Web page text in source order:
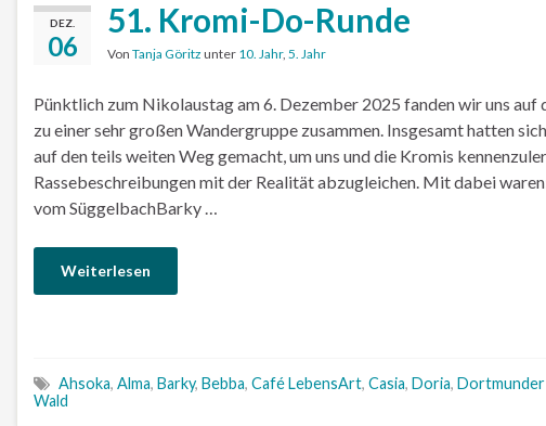
DEZ.
06
51. Kromi-Do-Runde
Von Tanja Göritz unter 10. Jahr, 5. Jahr
Pünktlich zum Nikolaustag am 6. Dezember 2025 fanden wir uns auf
zu einer sehr großen Wandergruppe zusammen. Insgesamt hatten
auf den teils weiten Weg gemacht, um uns und die Kromis
Rassebeschreibungen mit der Realität abzugleichen. Mit dabei
vom SüggelbachBarky …
Weiterlesen
Ahsoka, Alma, Barky, Bebba, Café LebensArt, Casia, Doria, Dortmunder
Wald